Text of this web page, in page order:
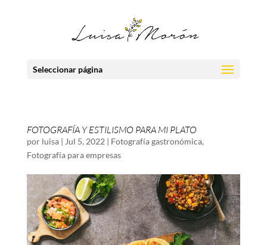
Seleccionar página
FOTOGRAFÍA Y ESTILISMO PARA MI PLATO
por luisa| Jul 5, 2022 | Fotografía gastronómica,
Fotografía para empresas